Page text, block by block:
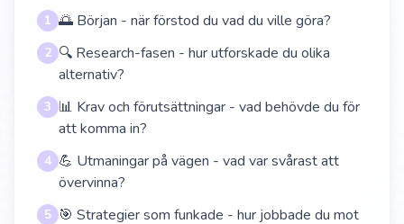
1 🌅 Början - när förstod du vad du ville göra?
2 🔍 Research-fasen - hur utforskade du olika
alternativ?
3 📊 Krav och förutsättningar - vad behövde du för
att komma in?
4 💪 Utmaningar på vägen - vad var svårast att
övervinna?
5 🎯 Strategier som funkade - hur jobbade du mot